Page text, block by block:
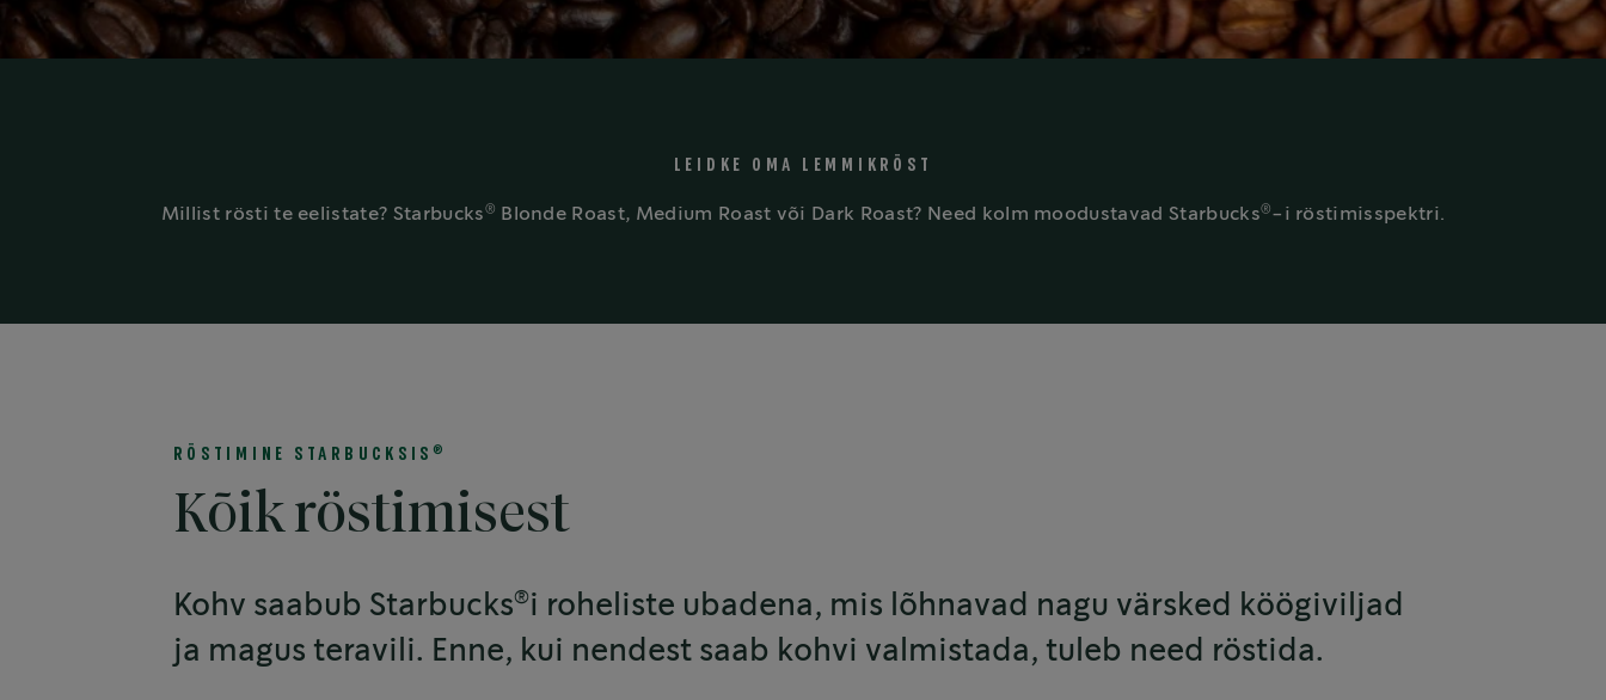
LEIDKE OMA LEMMIKRÖST
Millist rösti te eelistate? Starbucks ® Blonde Roast, Medium Roast või Dark Roast? Need kolm moodustavad Starbucks® -i röstimisspektri.
RÖSTIMINE STARBUCKSIS ®
Kõik röstimisest
Kohv saabub Starbucks® i roheliste ubadena, mis lõhnavad nagu värsked köögiviljad
ja magus teravili. Enne, kui nendest saab kohvi valmistada, tuleb need röstida.